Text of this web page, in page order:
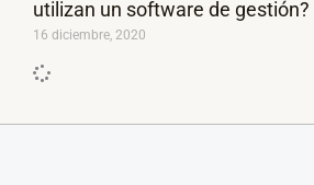
utilizan un software de gestión?
16 diciembre, 2020